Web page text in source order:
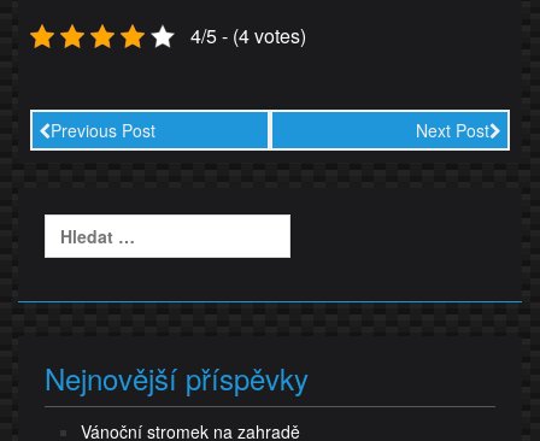
4/5 - (4 votes)
Previous Post Next Post
Vyhledávání
Nejnovější příspěvky
Vánoční stromek na zahradě